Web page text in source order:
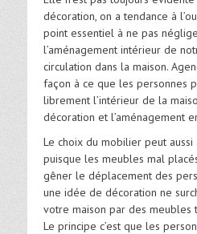
décoration, on a tendance à
point essentiel à ne pas
l’aménagement intérieur de
circulation dans la maison.
façon à ce que les personnes
librement l’intérieur de la
décoration et l’aménagement
Le choix du mobilier peut
puisque les meubles mal
gêner le déplacement des
une idée de décoration ne
votre maison par des meubles
Le principe c’est que les